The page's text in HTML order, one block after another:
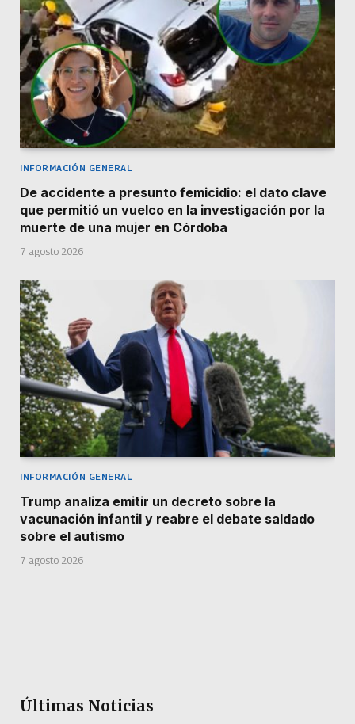
INFORMACIÓN GENERAL
De accidente a presunto femicidio: el dato clave
que permitió un vuelco en la investigación por la
muerte de una mujer en Córdoba
7 agosto 2026
INFORMACIÓN GENERAL
Trump analiza emitir un decreto sobre la
vacunación infantil y reabre el debate saldado
sobre el autismo
7 agosto 2026
Últimas Noticias